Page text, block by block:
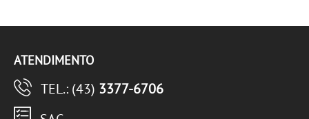
ATENDIMENTO
TEL.: (43) 3377-6706